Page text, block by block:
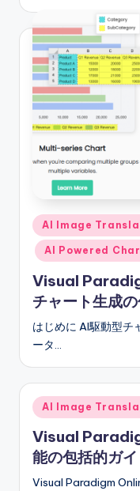
u
s
t
r
y
U
p
a
t
e
s
Posted
in
AI Image
AI Powered
Visual
チャート生成
はじめに AI駆動型チ
ータ…
Posted
in
AI Image
Visual
能の包括的ガ
Visual Paradigm